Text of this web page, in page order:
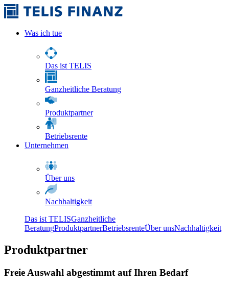
Was ich tue
Das ist TELIS
Ganzheitliche Beratung
Produktpartner
Betriebsrente
Unternehmen
Über uns
Nachhaltigkeit
Das ist TELISGanzheitliche
BeratungProduktpartnerBetriebsrenteÜber unsNachhaltigkeit
Produktpartner
Freie Auswahl abgestimmt auf Ihren Bedarf